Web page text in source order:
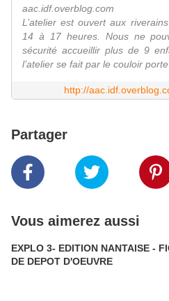
aac.idf.overblog.com
L’atelier est ouvert aux
14 à 17 heures. Nous ne
sécurité accueillir plus de 9
l’atelier se fait par le couloir
http://
Partager
Vous aimerez aussi
EXPLO 3- EDITION NANTAISE -
DE DEPOT D'OEUVRE